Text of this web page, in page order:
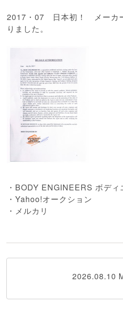
2017・07 日本初！ メーカ
りました。
・BODY ENGINEERS ボデ
・Yahoo!オークション
・メルカリ
2026.08.10